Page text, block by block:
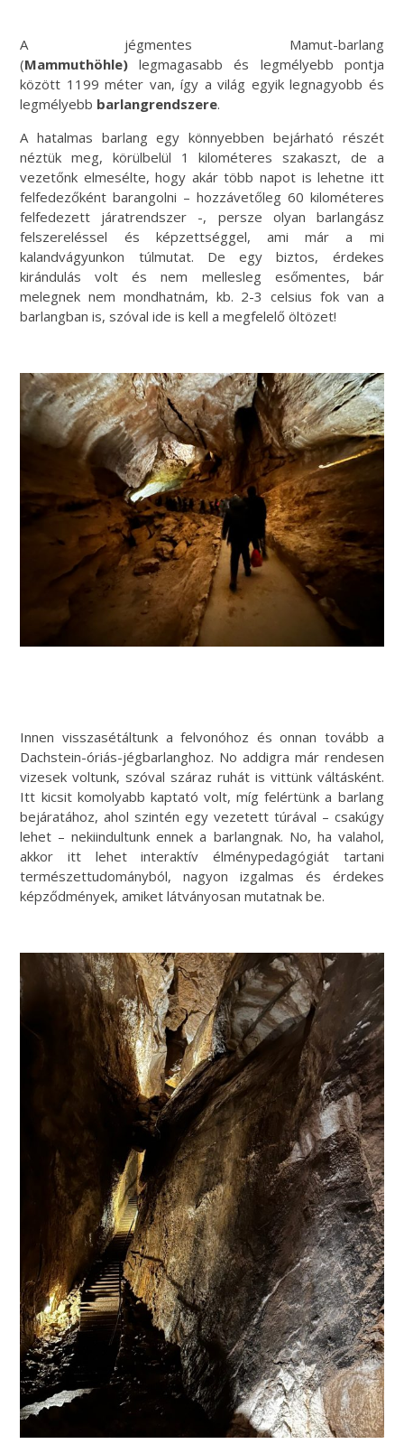
A jégmentes Mamut-barlang
(Mammuthöhle) legmagasabb és legmélyebb pontja
között 1199 méter van, így a világ egyik legnagyobb és
legmélyebb barlangrendszere.
A hatalmas barlang egy könnyebben bejárható részét
néztük meg, körülbelül 1 kilométeres szakaszt, de a
vezetőnk elmesélte, hogy akár több napot is lehetne itt
felfedezőként barangolni – hozzávetőleg 60 kilométeres
felfedezett járatrendszer -, persze olyan barlangász
felszereléssel és képzettséggel, ami már a mi
kalandvágyunkon túlmutat. De egy biztos, érdekes
kirándulás volt és nem mellesleg esőmentes, bár
melegnek nem mondhatnám, kb. 2-3 celsius fok van a
barlangban is, szóval ide is kell a megfelelő öltözet!
Innen visszasétáltunk a felvonóhoz és onnan tovább a
Dachstein-óriás-jégbarlanghoz. No addigra már rendesen
vizesek voltunk, szóval száraz ruhát is vittünk váltásként.
Itt kicsit komolyabb kaptató volt, míg felértünk a barlang
bejáratához, ahol szintén egy vezetett túrával – csakúgy
lehet – nekiindultunk ennek a barlangnak. No, ha valahol,
akkor itt lehet interaktív élménypedagógiát tartani
természettudományból, nagyon izgalmas és érdekes
képződmények, amiket látványosan mutatnak be.